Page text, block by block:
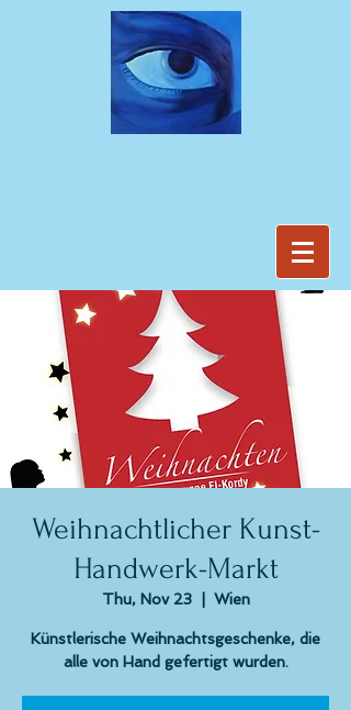
Weihnachtlicher Kunst-
Handwerk-Markt
Thu, Nov 23
  |
Wien
Künstlerische Weihnachtsgeschenke, die
alle von Hand gefertigt wurden.